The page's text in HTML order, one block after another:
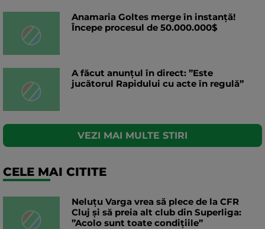
Anamaria Goltes merge în instanță!
Începe procesul de 50.000.000$
A făcut anunțul în direct: ”Este
jucătorul Rapidului cu acte în regulă”
VEZI MAI MULTE STIRI
CELE MAI CITITE
Neluțu Varga vrea să plece de la CFR
Cluj și să preia alt club din Superliga:
”Acolo sunt toate condițiile”